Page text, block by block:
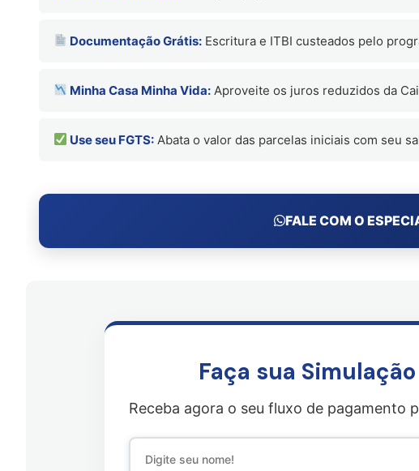
Documentação Grátis: Escritura e ITBI custeados pelo
Minha Casa Minha Vida: Aproveite os juros reduzidos da
Use seu FGTS: Abata o valor das parcelas iniciais com seu
FALE COM O
Faça sua
Receba agora o seu fluxo de pagamento
e